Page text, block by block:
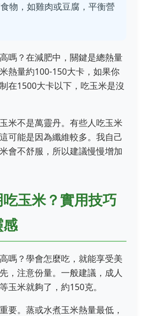
物，如雞肉或豆腐，平衡營
嗎？在減肥中，關鍵是總熱量
熱量約100-150大卡，如果你
在1500大卡以下，吃玉米是沒
米不是萬靈丹。有些人吃玉米
可能是因為纖維較多。我自己
會不舒服，所以建議慢慢增加
玉米？實用技巧
嗎？學會怎麼吃，就能享受美
，注意份量。一般建議，成人
玉米就夠了，約150克。
要。蒸或水煮玉米熱量最低，